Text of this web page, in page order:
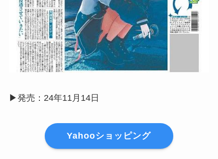
▶︎発売：24年11月14日
Yahooショッピング